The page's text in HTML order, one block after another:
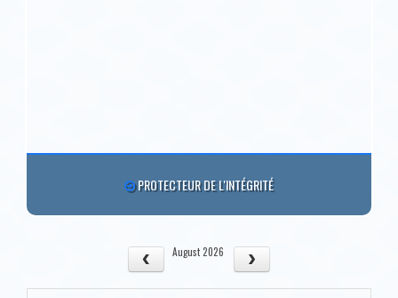
PROTECTEUR DE L'INTÉGRITÉ
August 2026